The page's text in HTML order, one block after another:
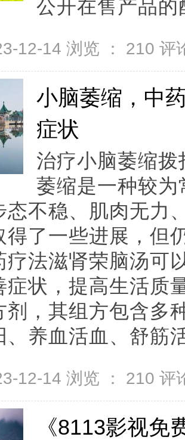
公开在售产品
12-14 浏览 ： 210 评
小脑萎缩，中
症状
治疗小脑萎缩
萎缩是一种较
态不稳、肌肉无力
得了一些进展，但
疗法滋肾荣脑汤可
症状，提高生活质
剂，其组方包含多
、养血活血、舒筋
12-14 浏览 ： 210 评
《8113影视